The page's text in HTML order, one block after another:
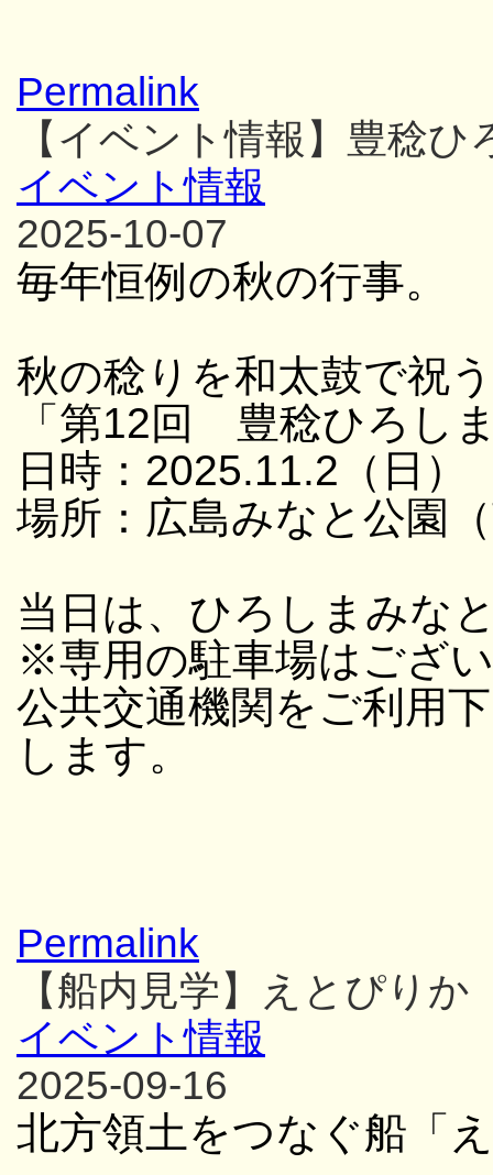
Permalink
【イベント情報】豊稔
イベント情報
2025-10-07
毎年恒例の秋の行事。
秋の稔りを和太鼓で祝
「第12回 豊稔ひろし
日時：2025.11.2（日
場所：広島みなと公園
当日は、ひろしまみな
※専用の駐車場はござ
公共交通機関をご利用
します。
Permalink
【船内見学】えとぴりか
イベント情報
2025-09-16
北方領土をつなぐ船「